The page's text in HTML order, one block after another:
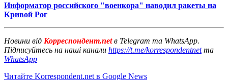
Информатор российского "военкора" наводил ракеты на
Кривой Рог
Новини від Корреспондент.netв Telegram та WhatsApp.
Підписуйтесь на наші канали https://t.me/korrespondentnetта
WhatsApp
Читайте Korrespondent.net в Google News